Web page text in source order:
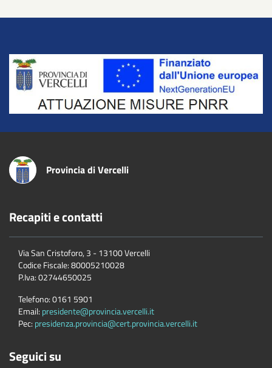
Title
Provincia di Vercelli
Recapiti e contatti
Via San Cristoforo, 3 - 13100 Vercelli
Codice Fiscale:80005210028
P.Iva:02744650025
Telefono:0161 5901
Email: presidente@provincia.vercelli.it
Pec: presidenza.provincia@cert.provincia.vercelli.it
Seguici su